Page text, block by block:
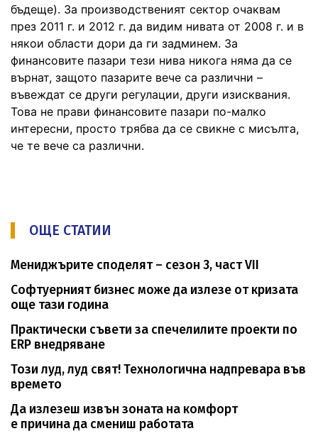
бъдеще). За производственият сектор очаквам
през 2011 г. и 2012 г. да видим нивата от 2008 г. и в
някои области дори да ги задминем. За
финансовите пазари тези нива никога няма да се
върнат, защото пазарите вече са различни –
въвеждат се други регулации, други изисквания.
Това не прави финансовите пазари по-малко
интересни, просто трябва да се свикне с мисълта,
че те вече са различни.
ОЩЕ СТАТИИ
Мениджърите споделят – сезон 3, част VII
Софтуерният бизнес може да излезе от кризата
още тази година
Практически съвети за спечелилите проекти по
ERP внедряване
Този луд, луд свят! Технологична надпревара във
времето
Да излезеш извън зоната на комфорт
е причина да смениш работата